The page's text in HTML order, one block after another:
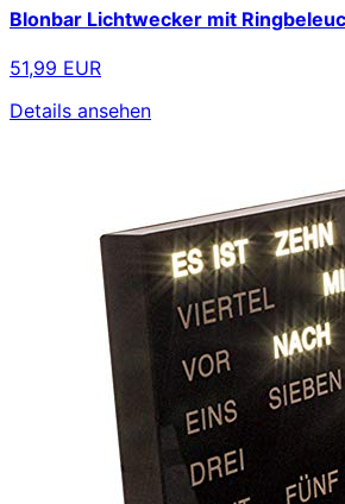
Blonbar Lichtwecker mit
51,99 EUR
Details ansehen